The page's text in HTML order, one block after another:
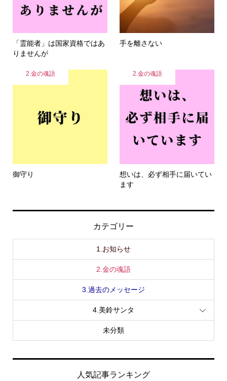
「霊能者」は国家資格ではあ
りませんが
手を離さない
2.金の魂語
御守り
2.金の魂語
想いは、必ず相手に届いてい
ます
カテゴリー
1.お知らせ
2.金の魂語
3.過去のメッセージ
4.美鈴サンタ
未分類
人気記事ランキング